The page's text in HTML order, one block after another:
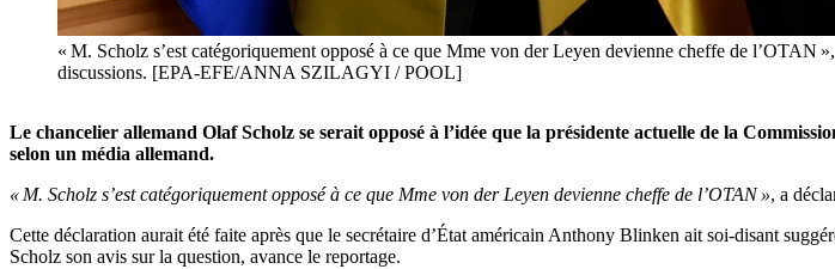
« M. Scholz s’est catégoriquement opposé à ce que Mme von der Leyen devienne cheffe de l’OTAN
discussions. [EPA-EFE/ANNA SZILAGYI / POOL]
Le chancelier allemand Olaf Scholz se serait opposé à l’idée que la présidente actuelle de la
selon un média allemand.
« M. Scholz s’est catégoriquement opposé à ce que Mme von der Leyen devienne cheffe de l’OTAN », a
Cette déclaration aurait été faite après que le secrétaire d’État américain Anthony Blinken ait soi-disant
Scholz son avis sur la question, avance le reportage.